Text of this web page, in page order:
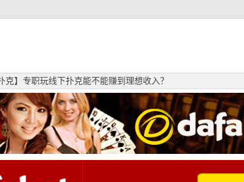
克】专职玩线下扑克能不能赚到理想收入？